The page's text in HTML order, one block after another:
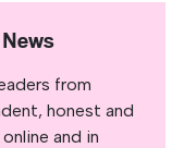
from
honest and
and in